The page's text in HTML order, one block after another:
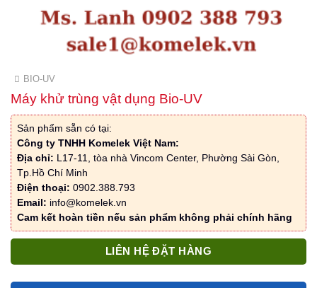
BIO-UV
Máy khử trùng vật dụng Bio-UV
Sản phẩm sẵn có tại:
Công ty TNHH Komelek Việt Nam:
Địa chỉ: L17-11, tòa nhà Vincom Center, Phường Sài Gòn,
Tp.Hồ Chí Minh
Điện thoại: 0902.388.793
Email: info@komelek.vn
Cam kết hoàn tiền nếu sản phẩm không phải chính hãng
LIÊN HỆ ĐẶT HÀNG